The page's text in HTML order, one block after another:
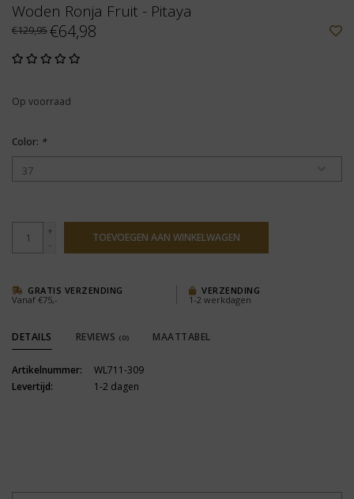
Woden Ronja Fruit - Pitaya
€129,95€64,98
Op voorraad
Color: *
+
-
TOEVOEGEN AAN WINKELWAGEN
GRATIS VERZENDING
Vanaf €75,-
VERZENDING
1-2 werkdagen
DETAILS REVIEWS (0) MAATTABEL
Artikelnummer:
WL711-309
Levertijd:
1-2 dagen